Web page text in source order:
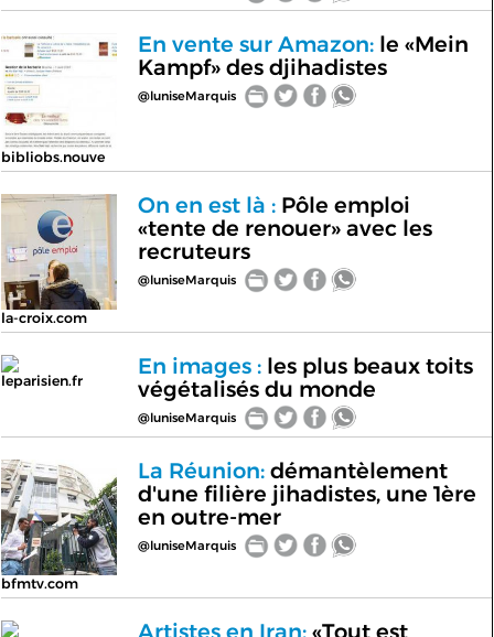
bibliobs.nouve
En vente sur Amazon:le «Mein
Kampf» des djihadistes
@luniseMarquis
la-croix.com
On en est là :Pôle emploi
«tente de renouer» avec les
recruteurs
@luniseMarquis
leparisien.fr
En images :les plus beaux toits
végétalisés du monde
@luniseMarquis
bfmtv.com
La Réunion:démantèlement
d'une filière jihadistes, une 1ère
en outre-mer
@luniseMarquis